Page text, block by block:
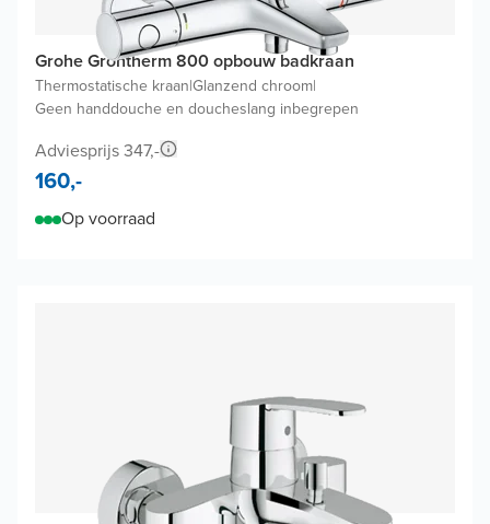
Grohe Grohtherm 800 opbouw badkraan
Thermostatische kraan|Glanzend chroom|
Geen handdouche en doucheslang inbegrepen
Adviesprijs 347,-
160,-
Op voorraad